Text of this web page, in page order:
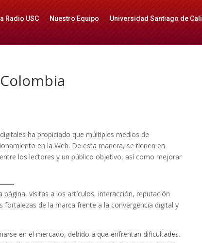
Radio USC Nuestro Equipo Universidad Santiago de Cali
ha propiciado que múltiples medios de
en la Web. De esta manera, se tienen en
los lectores y un público objetivo, así como mejorar
visitas a los artículos, interacción, reputación
de la marca frente a la convergencia digital y
en el mercado, debido a que enfrentan dificultades.